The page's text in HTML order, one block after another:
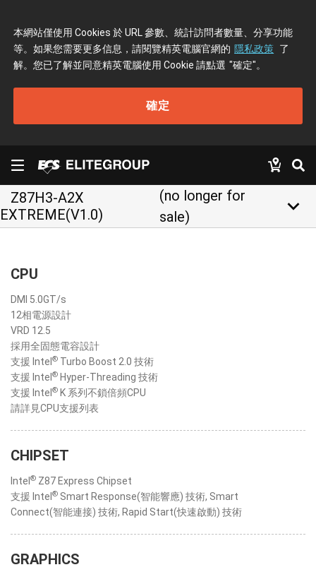
本網站僅使用 Cookies 於 URL 參數、統計訪問者數量、分享功能
等。如果您需要更多信息，請閱覽精英電腦官網的 隱私政策 了
解。您已了解並同意精英電腦使用 Cookie 請點選 "確定"。
確定
Z87H3-A2X
EXTREME(V1.0)
(no longer for
sale)
keyboard_arrow_down
CPU
DMI 5.0GT/s
12相電源設計
VRD 12.5
採用全固態電容設計
支援 Intel ® Turbo Boost 2.0 技術
支援 Intel ® Hyper-Threading 技術
支援 Intel ® K 系列不鎖倍頻CPU
請詳見CPU支援列表
CHIPSET
Intel ® Z87 Express Chipset
支援 Intel ® Smart Response(智能響應) 技術, Smart
Connect(智能連接) 技術, Rapid Start(快速啟動) 技術
GRAPHICS